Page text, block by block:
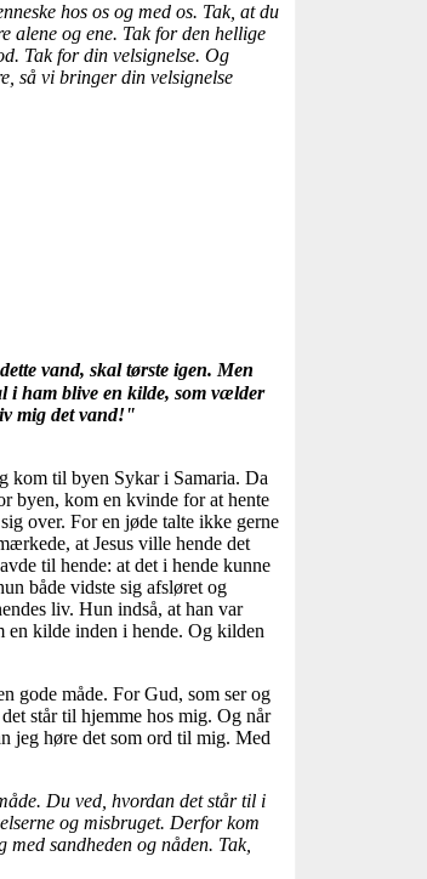
hos os og med os. Tak, at du
alene og ene. Tak for den hellige
Tak for din velsignelse. Og
så vi bringer din velsignelse
vand, skal tørste igen. Men
i ham blive en kilde, som vælder
mig det vand!"
kom til byen Sykar i Samaria. Da
byen, kom en kvinde for at hente
over. For en jøde talte ikke gerne
at Jesus ville hende det
til hende: at det i hende kunne
både vidste sig afsløret og
liv. Hun indså, at han var
en kilde inden i hende. Og kilden
gode måde. For Gud, som ser og
står til hjemme hos mig. Og når
jeg høre det som ord til mig. Med
Du ved, hvordan det står til i
og misbruget. Derfor kom
sandheden og nåden. Tak,